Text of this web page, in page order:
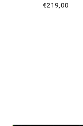
€219,00